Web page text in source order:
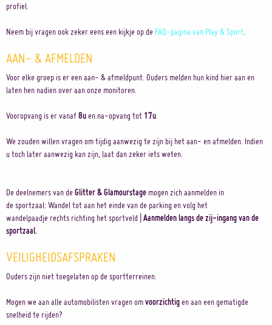
profiel.
Neem bij vragen ook zeker eens een kijkje op de FAQ-pagina van Play & Sport.
AAN- & AFMELDEN
Voor elke groep is er een aan- & afmeldpunt. Ouders melden hun kind hier aan en
laten hen nadien over aan onze monitoren.
Vooropvang is er vanaf8u en na-opvang tot 17u.
We zouden willen vragen om tijdig aanwezig te zijn bij het aan- en afmelden. Indien
u toch later aanwezig kan zijn, laat dan zeker iets weten.
De deelnemers van deGlitter & Glamourstage mogen zich aanmelden in
de sportzaal: Wandel tot aan het einde van de parking en volg het
wandelpaadje rechts richting het sportveld | Aanmelden langs de zij-ingang van de
sportzaal.
VEILIGHEIDSAFSPRAKEN
Ouders zijn niet toegelaten op de sportterreinen.
Mogen we aan alle automobilisten vragen omvoorzichtig en aan een gematigde
snelheid te rijden?